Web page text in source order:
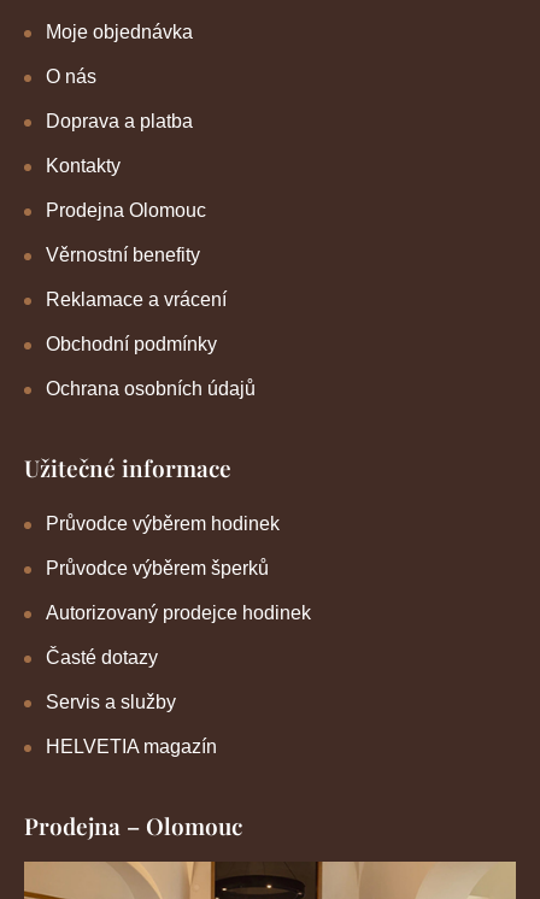
Moje objednávka
O nás
Doprava a platba
Kontakty
Prodejna Olomouc
Věrnostní benefity
Reklamace a vrácení
Obchodní podmínky
Ochrana osobních údajů
Užitečné informace
Průvodce výběrem hodinek
Průvodce výběrem šperků
Autorizovaný prodejce hodinek
Časté dotazy
Servis a služby
HELVETIA magazín
Prodejna – Olomouc